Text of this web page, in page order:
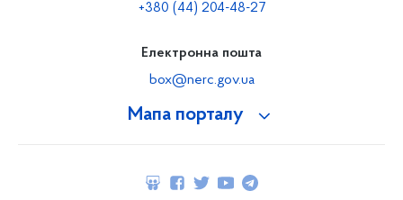
Мапа порталу
+380 (44) 204-48-27
Електронна пошта
box@nerc.gov.ua